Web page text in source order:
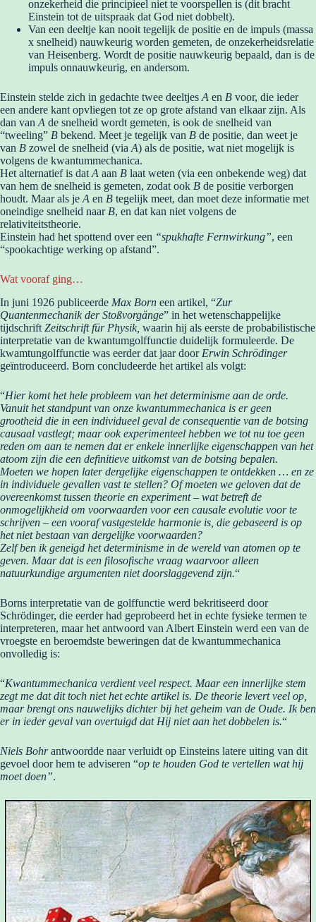
onzekerheid die principieel niet te voorspellen is (dit bracht
Einstein tot de uitspraak dat God niet dobbelt).
Van een deeltje kan nooit tegelijk de positie en de impuls (massa
x snelheid) nauwkeurig worden gemeten, de onzekerheidsrelatie
van Heisenberg. Wordt de positie nauwkeurig bepaald, dan is de
impuls onnauwkeurig, en andersom.
Einstein stelde zich in gedachte twee deeltjes A en B voor, die ieder
een andere kant opvliegen tot ze op grote afstand van elkaar zijn. Als
dan van A de snelheid wordt gemeten, is ook de snelheid van
“tweeling” B bekend. Meet je tegelijk van B de positie, dan weet je
van B zowel de snelheid (via A) als de positie, wat niet mogelijk is
volgens de kwantummechanica.
Het alternatief is dat A aan B laat weten (via een onbekende weg) dat
van hem de snelheid is gemeten, zodat ook B de positie verborgen
houdt. Maar als je A en B tegelijk meet, dan moet deze informatie met
oneindige snelheid naar B, en dat kan niet volgens de
relativiteitstheorie.
Einstein had het spottend over een “spukhafte Fernwirkung”, een
“spookachtige werking op afstand”.
Wat vooraf ging…
In juni 1926 publiceerde Max Born een artikel, “Zur
Quantenmechanik der Stoßvorgänge” in het wetenschappelijke
tijdschrift Zeitschrift für Physik, waarin hij als eerste de probabilistische
interpretatie van de kwantumgolffunctie duidelijk formuleerde. De
kwamtungolffunctie was eerder dat jaar door Erwin Schrödinger
geïntroduceerd. Born concludeerde het artikel als volgt:
“Hier komt het hele probleem van het determinisme aan de orde.
Vanuit het standpunt van onze kwantummechanica is er geen
grootheid die in een individueel geval de consequentie van de botsing
causaal vastlegt; maar ook experimenteel hebben we tot nu toe geen
reden om aan te nemen dat er enkele innerlijke eigenschappen van het
atoom zijn die een definitieve uitkomst van de botsing bepalen.
Moeten we hopen later dergelijke eigenschappen te ontdekken … en ze
in individuele gevallen vast te stellen? Of moeten we geloven dat de
overeenkomst tussen theorie en experiment – wat betreft de
onmogelijkheid om voorwaarden voor een causale evolutie voor te
schrijven – een vooraf vastgestelde harmonie is, die gebaseerd is op
het niet bestaan van dergelijke voorwaarden?
Zelf ben ik geneigd het determinisme in de wereld van atomen op te
geven. Maar dat is een filosofische vraag waarvoor alleen
natuurkundige argumenten niet doorslaggevend zijn.“
Borns interpretatie van de golffunctie werd bekritiseerd door
Schrödinger, die eerder had geprobeerd het in echte fysieke termen te
interpreteren, maar het antwoord van Albert Einstein werd een van de
vroegste en beroemdste beweringen dat de kwantummechanica
onvolledig is:
“Kwantummechanica verdient veel respect. Maar een innerlijke stem
zegt me dat dit toch niet het echte artikel is. De theorie levert veel op,
maar brengt ons nauwelijks dichter bij het geheim van de Oude. Ik ben
er in ieder geval van overtuigd dat Hij niet aan het dobbelen is.“
Niels Bohrantwoordde naar verluidt op Einsteins latere uiting van dit
gevoel door hem te adviseren “op te houden God te vertellen wat hij
moet doen”.